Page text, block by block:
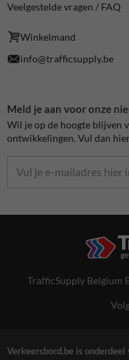
Veelgestelde vragen / FAQ
Winkelmand
info@trafficsupply.be
Meld je aan voor onze
Wil je op de hoogte blijven
ontwikkelingen. Vul dan
TrafficSupply Belgium
Verkeersbord.be is